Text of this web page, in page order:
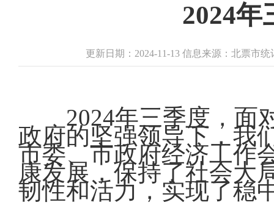
2024年
更新日期：2024-11-13 信息来源：北票市
2024年三季度，面
政府的坚强领导下，我
市委、市政府经济工作
康发展，保持了社会大
韧性和活力，实现了稳